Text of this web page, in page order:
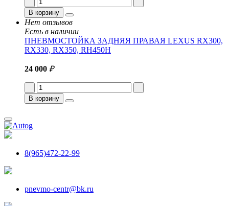
В корзину
Нет отзывов
Есть в наличии
ПНЕВМОСТОЙКА ЗАДНЯЯ ПРАВАЯ LEXUS RX300,
RX330, RX350, RH450H
24 000 ₽
В корзину
8(965)472-22-99
pnevmo-centr@bk.ru